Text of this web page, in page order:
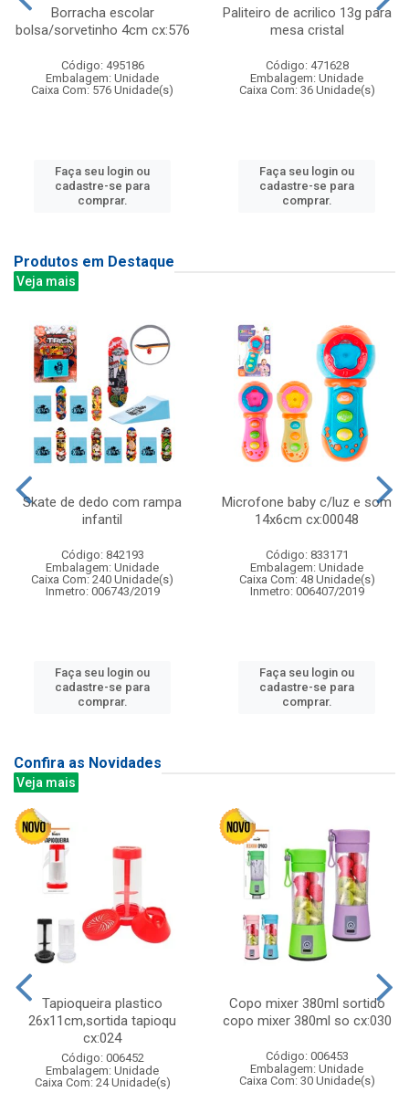
Borracha escolar
bolsa/sorvetinho 4cm cx:576
Código: 495186
Embalagem: Unidade
Caixa Com: 576 Unidade(s)
Faça seu login ou
cadastre-se para
comprar.
Paliteiro de acrilico 13g para
mesa cristal
Código: 471628
Embalagem: Unidade
Caixa Com: 36 Unidade(s)
Faça seu login ou
cadastre-se para
comprar.
Produtos em Destaque
Veja mais
Skate de dedo com rampa
infantil
Código: 842193
Embalagem: Unidade
Caixa Com: 240 Unidade(s)
Inmetro: 006743/2019
Faça seu login ou
cadastre-se para
comprar.
Microfone baby c/luz e som
14x6cm cx:00048
Código: 833171
Embalagem: Unidade
Caixa Com: 48 Unidade(s)
Inmetro: 006407/2019
Faça seu login ou
cadastre-se para
comprar.
Confira as Novidades
Veja mais
Tapioqueira plastico
26x11cm,sortida tapioqu
cx:024
Código: 006452
Embalagem: Unidade
Caixa Com: 24 Unidade(s)
Copo mixer 380ml sortido
copo mixer 380ml so cx:030
Código: 006453
Embalagem: Unidade
Caixa Com: 30 Unidade(s)